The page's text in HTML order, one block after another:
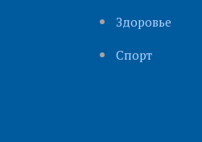
Здоровье
Cпорт